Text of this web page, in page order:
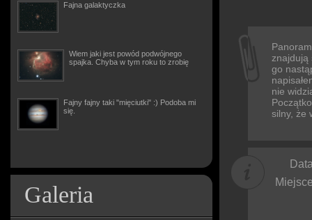
Fajna galaktyczka
Wiem jaki jest powód podwójnego
spajka. Chyba w tym roku to zrobię
Fajny fajny taki "mięciutki" :) Podoba mi
się.
Galeria
znajdują
go
nie
silny, że